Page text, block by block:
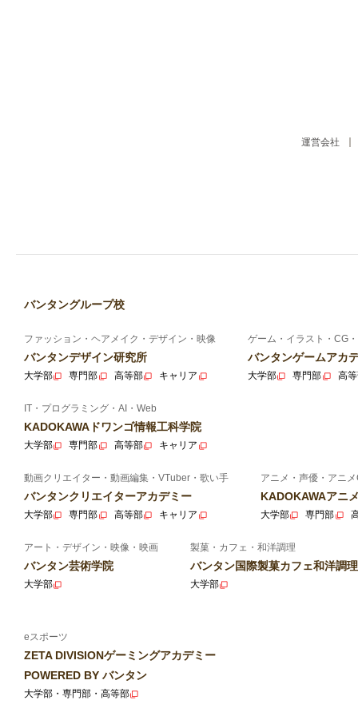
運営会社
バンタングループ校
ファッション・ヘアメイク・デザイン・映像
バンタンデザイン研究所
大学部 専門部 高等部 キャリア
ゲーム・イラスト・CG
バンタンゲームアカ
大学部 専門部 高
IT・プログラミング・AI・Web
KADOKAWAドワンゴ情報工科学院
大学部 専門部 高等部 キャリア
動画クリエイター・動画編集・VTuber・歌い手
バンタンクリエイターアカデミー
大学部 専門部 高等部 キャリア
アニメ・声優・アニ
KADOKAWAアニ
大学部 専門部
アート・デザイン・映像・映画
バンタン芸術学院
大学部
製菓・カフェ・和洋調理
バンタン国際製菓カフェ和洋調
大学部
eスポーツ
ZETA DIVISIONゲーミングアカデミー
POWERED BY バンタン
大学部・専門部・高等部